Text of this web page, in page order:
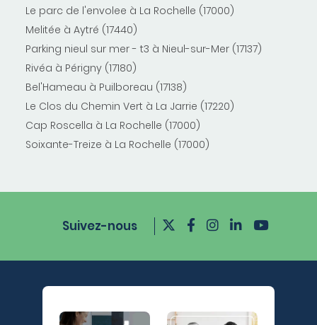
Le parc de l'envolee à La Rochelle (17000)
Melitée à Aytré (17440)
Parking nieul sur mer - t3 à Nieul-sur-Mer (17137)
Rivéa à Périgny (17180)
Bel'Hameau à Puilboreau (17138)
Le Clos du Chemin Vert à La Jarrie (17220)
Cap Roscella à La Rochelle (17000)
Soixante-Treize à La Rochelle (17000)
Suivez-nous